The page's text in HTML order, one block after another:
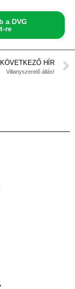
a DVG
re
KÖVETKEZŐ HÍR
Villanyszerelő állás!